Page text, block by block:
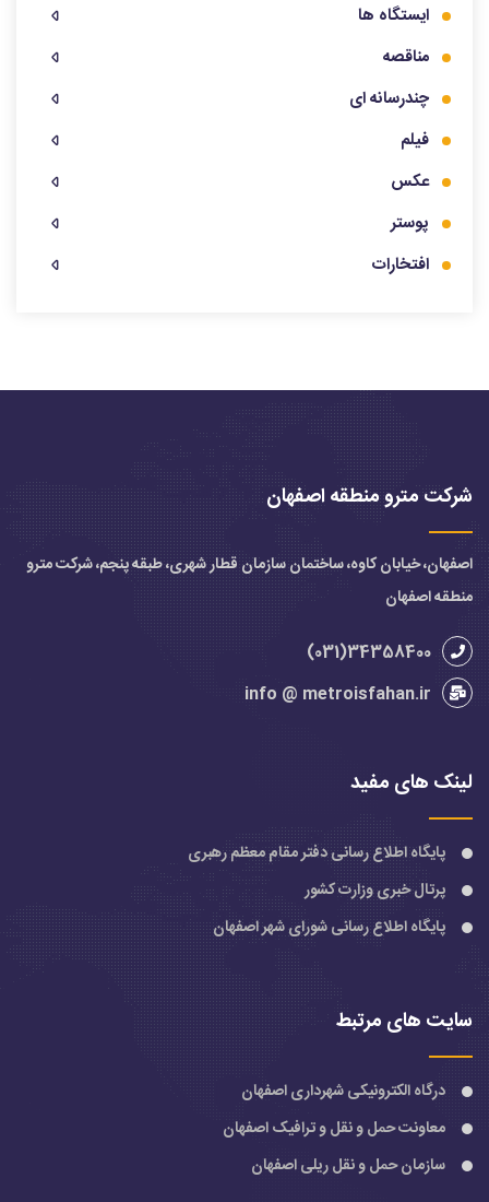
ایستگاه ها
مناقصه
چندرسانه ای
فیلم
عکس
پوستر
افتخارات
شرکت مترو منطقه اصفهان
اصفهان، خیابان کاوه، ساختمان سازمان قطار شهری، طبقه پنجم، شرکت مترو
منطقه اصفهان
34358400(031)
info @ metroisfahan.ir
لینک های مفید
پایگاه اطلاع رسانی دفتر مقام معظم رهبری
پرتال خبری وزارت کشور
پایگاه اطلاع رسانی شورای شهر اصفهان
سایت های مرتبط
درگاه الکترونیکی شهرداری اصفهان
معاونت حمل و نقل و ترافیک اصفهان
سازمان حمل و نقل ریلی اصفهان